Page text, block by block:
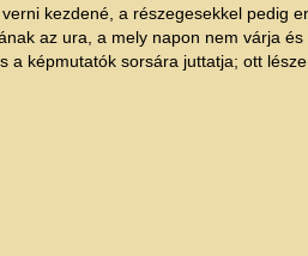
kezdené, a részegesekkel pedig
az ura, a mely napon nem várja
a képmutatók sorsára juttatja; ott